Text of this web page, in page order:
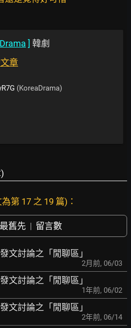
] 韓劇
章
(KoreaDrama)
第 17 之 19 篇)：
最舊先 | 留言數
文討論之「閒聊區」
2月前, 06/03
文討論之「閒聊區」
1年前, 06/02
文討論之「閒聊區」
2年前, 06/14